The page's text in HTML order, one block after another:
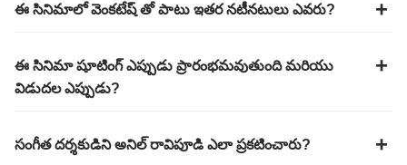
ఈ సినిమాలో వెంకటేష్ తో పాటు ఇతర నటీనటులు ఎవరు?
ఈ సినిమా షూటింగ్ ఎప్పుడు ప్రారంభమవుతుంది మరియు
విడుదల ఎప్పుడు?
సంగీత దర్శకుడిని అనిల్ రావిపూడి ఎలా ప్రకటించారు?